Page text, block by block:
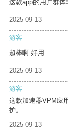
这款app的用户群体
2025-09-13
游客
超棒啊 好用
2025-09-13
游客
这款加速器VPM应
护。
2025-09-13